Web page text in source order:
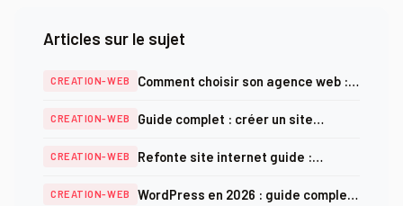
Articles sur le sujet
CREATION-WEB
Comment choisir son agence web :
2025
CREATION-WEB
Guide complet : créer un site
CREATION-WEB
Refonte site internet guide :
SEO 2025
CREATION-WEB
WordPress en 2026 : guide complet